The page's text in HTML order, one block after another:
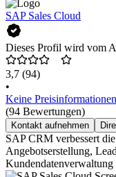
SAP Sales Cloud
Dieses Profil wird vom
3,7 (94)
•
Keine Preisinformationen
(94 Bewertungen)
Kontakt aufnehmen
SAP CRM verbessert
Angebotserstellung,